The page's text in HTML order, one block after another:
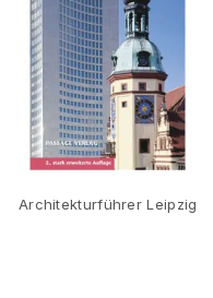
Architekturführer Leipzig